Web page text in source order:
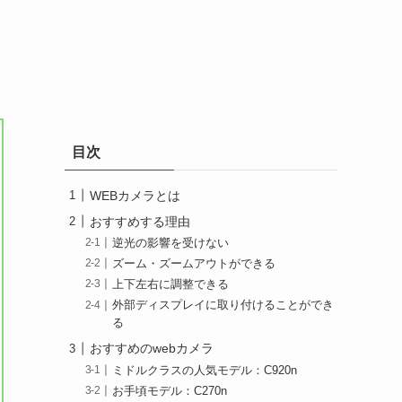
目次
WEBカメラとは
おすすめする理由
逆光の影響を受けない
ズーム・ズームアウトができる
上下左右に調整できる
外部ディスプレイに取り付けることができ
る
おすすめのwebカメラ
ミドルクラスの人気モデル：C920n
お手頃モデル：C270n